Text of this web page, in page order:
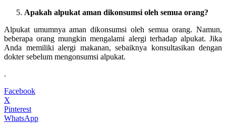
Apakah alpukat aman dikonsumsi oleh semua orang?
Alpukat umumnya aman dikonsumsi oleh semua orang. Namun,
beberapa orang mungkin mengalami alergi terhadap alpukat. Jika
Anda memiliki alergi makanan, sebaiknya konsultasikan dengan
dokter sebelum mengonsumsi alpukat.
.
Facebook
X
Pinterest
WhatsApp